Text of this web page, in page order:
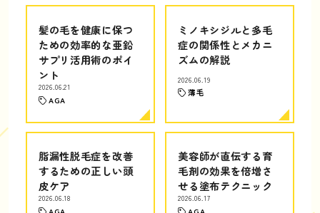
髪の毛を健康に保つ
ための効率的な亜鉛
サプリ活用術のポイ
ント
2026.06.21
AGA
ミノキシジルと多毛
症の関係性とメカニ
ズムの解説
2026.06.19
薄毛
脂漏性脱毛症を改善
するための正しい頭
皮ケア
2026.06.18
美容師が直伝する育
毛剤の効果を倍増さ
せる塗布テクニック
2026.06.17